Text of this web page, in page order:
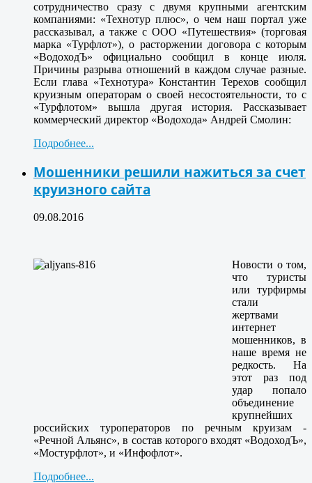
сотрудничество сразу с двумя крупными агентским
компаниями: «Технотур плюс», о чем наш портал уже
рассказывал, а также с ООО «Путешествия» (торговая
марка «Турфлот»), о расторжении договора с которым
«ВодоходЪ» официально сообщил в конце июля.
Причины разрыва отношений в каждом случае разные.
Если глава «Технотура» Константин Терехов сообщил
круизным операторам о своей несостоятельности, то с
«Турфлотом» вышла другая история. Рассказывает
коммерческий директор «Водохода» Андрей Смолин:
Подробнее...
Мошенники решили нажиться за счет
круизного сайта
09.08.2016
Новости о том,
что туристы
или турфирмы
стали
жертвами
интернет
мошенников, в
наше время не
редкость. На
этот раз под
удар попало
объединение
крупнейших
российских туроператоров по речным круизам -
«Речной Альянс», в состав которого входят «ВодоходЪ»,
«Мостурфлот», и «Инфофлот».
Подробнее...